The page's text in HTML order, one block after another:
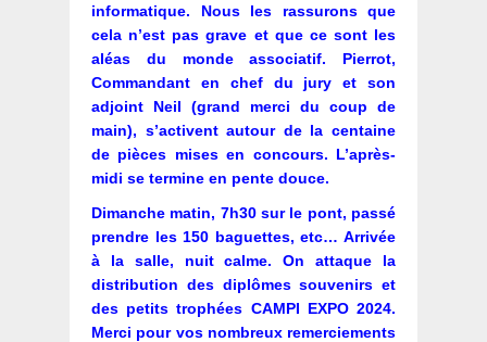
informatique. Nous les rassurons que
cela n’est pas grave et que ce sont les
aléas du monde associatif. Pierrot,
Commandant en chef du jury et son
adjoint Neil (grand merci du coup de
main), s’activent autour de la centaine
de pièces mises en concours. L’après-
midi se termine en pente douce.
Dimanche matin, 7h30 sur le pont, passé
prendre les 150 baguettes, etc… Arrivée
à la salle, nuit calme. On attaque la
distribution des diplômes souvenirs et
des petits trophées CAMPI EXPO 2024.
Merci pour vos nombreux remerciements